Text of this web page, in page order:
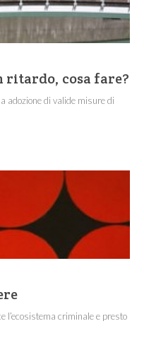
ritardo, cosa fare?
adozione di valide misure di
l’ecosistema criminale e presto